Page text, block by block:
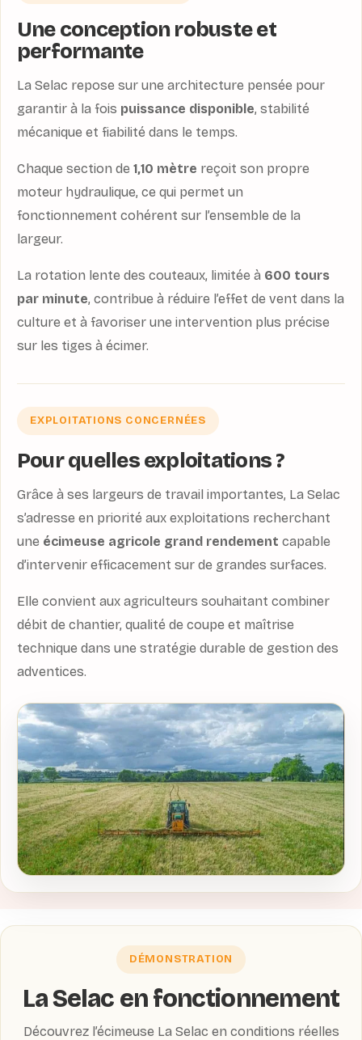
Une conception robuste et
performante
La Selac repose sur une architecture pensée pour
garantir à la fois puissance disponible, stabilité
mécanique et fiabilité dans le temps.
Chaque section de 1,10 mètre reçoit son propre
moteur hydraulique, ce qui permet un
fonctionnement cohérent sur l’ensemble de la
largeur.
La rotation lente des couteaux, limitée à 600 tours
par minute, contribue à réduire l’effet de vent dans la
culture et à favoriser une intervention plus précise
sur les tiges à écimer.
EXPLOITATIONS CONCERNÉES
Pour quelles exploitations ?
Grâce à ses largeurs de travail importantes, La Selac
s’adresse en priorité aux exploitations recherchant
une écimeuse agricole grand rendement capable
d’intervenir efficacement sur de grandes surfaces.
Elle convient aux agriculteurs souhaitant combiner
débit de chantier, qualité de coupe et maîtrise
technique dans une stratégie durable de gestion des
adventices.
DÉMONSTRATION
La Selac en fonctionnement
Découvrez l’écimeuse La Selac en conditions réelles